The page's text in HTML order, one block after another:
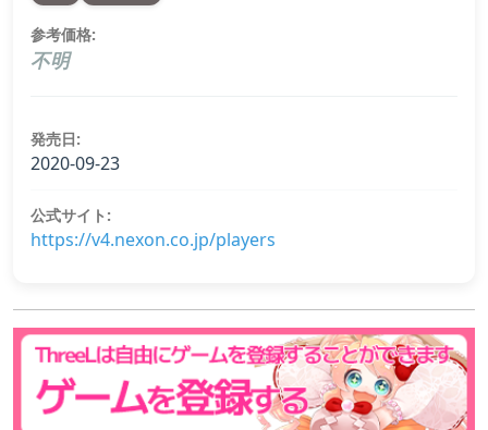
参考価格:
不明
発売日:
2020-09-23
公式サイト:
https://v4.nexon.co.jp/players